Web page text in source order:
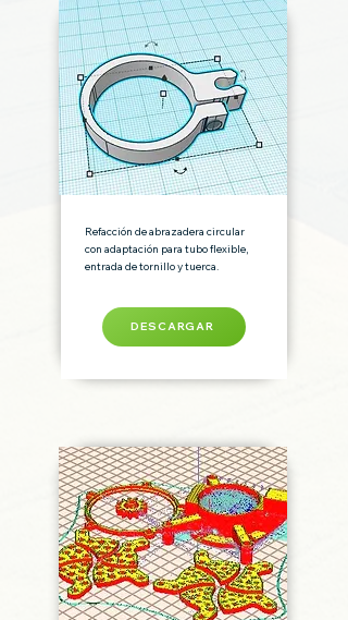
Refacción de abrazadera circular
con adaptación para tubo flexible,
entrada de tornillo y tuerca.
DESCARGAR